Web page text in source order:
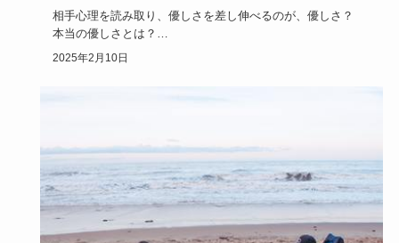
相手心理を読み取り、優しさを差し伸べるのが、優しさ？
本当の優しさとは？
具体的な言葉を例に、また、優しい男性（人）か…
2025年2月10日